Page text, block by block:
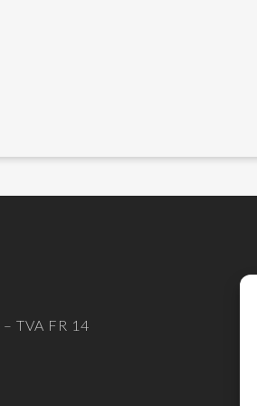
TVA FR 14